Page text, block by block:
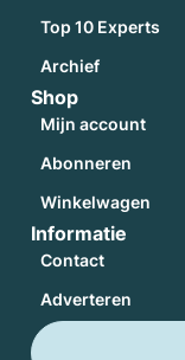
Top 10 Experts
Archief
Shop
Mijn account
Abonneren
Winkelwagen
Informatie
Contact
Adverteren